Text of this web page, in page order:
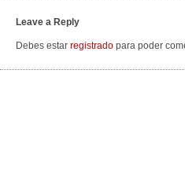
Leave a Reply
Debes estar registrado para poder